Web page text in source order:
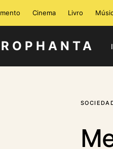
Cinema Livro